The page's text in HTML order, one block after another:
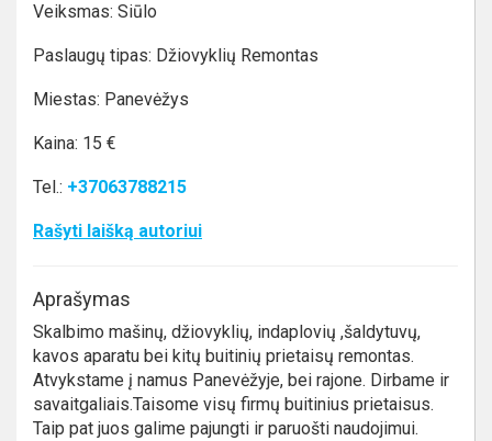
Veiksmas: Siūlo
Paslaugų tipas: Džiovyklių Remontas
Miestas: Panevėžys
Kaina: 15 €
Tel.: +37063788215
Rašyti laišką autoriui
Aprašymas
Skalbimo mašinų, džiovyklių, indaplovių ,šaldytuvų,
kavos aparatu bei kitų buitinių prietaisų remontas.
Atvykstame į namus Panevėžyje, bei rajone. Dirbame ir
savaitgaliais.Taisome visų firmų buitinius prietaisus.
Taip pat juos galime pajungti ir paruošti naudojimui.